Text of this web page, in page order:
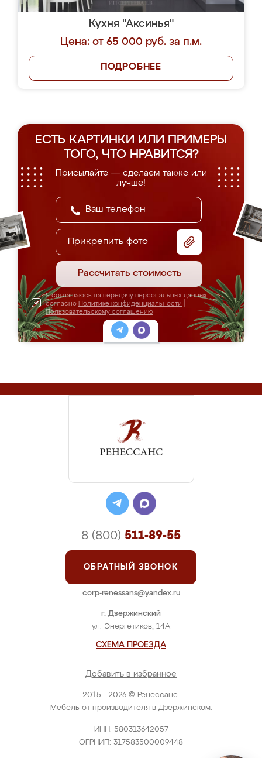
Кухня "Аксинья"
Цена: от 65 000 руб. за п.м.
ПОДРОБНЕЕ
ЕСТЬ КАРТИНКИ ИЛИ ПРИМЕРЫ
ТОГО, ЧТО НРАВИТСЯ?
Присылайте — сделаем также или
лучше!
Прикрепить фото
Рассчитать стоимость
Я соглашаюсь на передачу персональных данных
согласно Политике конфиденциальности
Пользовательскому соглашению
2015 - 2026 © Ренессанс.
Мебель от производителя в Дзержинском.
ИНН: 580313642057
ОГРНИП: 317583500009448
г. Дзержинский
ул. Энергетиков, 14А
СХЕМА ПРОЕЗДА
Добавить в избранное
8 (800) 511-89-55
ОБРАТНЫЙ ЗВОНОК
corp-renessans@yandex.ru